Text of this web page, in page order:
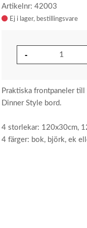
Artikelnr: 42003
Ej i lager
Praktiska frontpaneler till
Dinner Style bord.
4 storlekar: 120x30cm,
4 färger: bok, björk, ek